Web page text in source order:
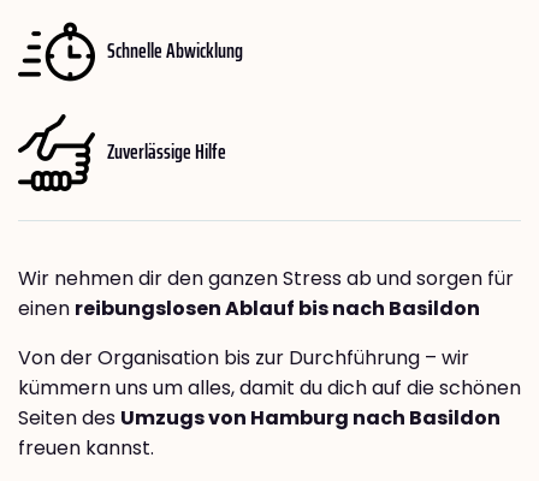
Schnelle Abwicklung
Zuverlässige Hilfe
Wir nehmen dir den ganzen Stress ab und sorgen für
einen reibungslosen Ablauf bis nach Basildon
Von der Organisation bis zur Durchführung – wir
kümmern uns um alles, damit du dich auf die schönen
Seiten des Umzugs von Hamburg nach Basildon
freuen kannst.